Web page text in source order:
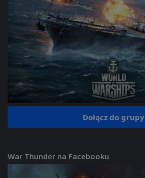
Dołącz do grupy
War Thunder na Facebooku